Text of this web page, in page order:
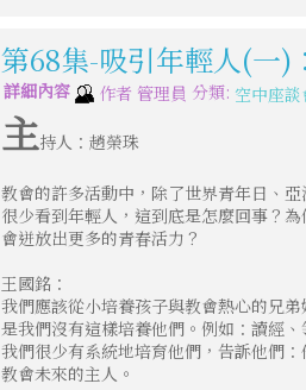
第68集-吸引年輕人(一)
詳細內容 作者 管理員 分類: 空中座談
主持人：趙榮珠
教會的許多活動中，除了世界青年日、
很少看到年輕人，這到底是怎麼回事？
會迸放出更多的青春活力？
王國銘：
我們應該從小培養孩子與教會熱心的兄
是我們沒有這樣培養他們。例如：讀經
我們很少有系統地培育他們，告訴他們
教會未來的主人。